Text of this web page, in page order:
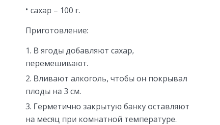
сахар – 100 г.
Приготовление:
В ягоды добавляют сахар,
перемешивают.
Вливают алкоголь, чтобы он покрывал
плоды на 3 см.
Герметично закрытую банку оставляют
на месяц при комнатной температуре.